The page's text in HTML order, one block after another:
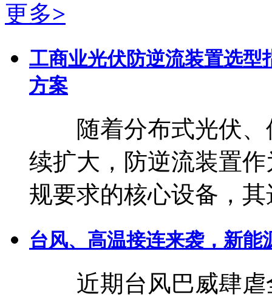
更多>
工商业光伏防逆流装置选型
方案
随着分布式光伏、
续扩大，防逆流装置
规要求的核心设备，
台风、高温接连来袭，新
近期台风巴威肆虐